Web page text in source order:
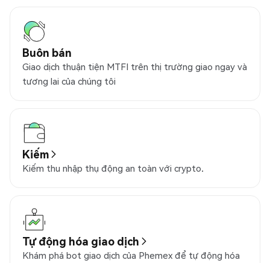
Buôn bán
Giao dịch thuận tiện MTFI trên thị trường giao ngay và
tương lai của chúng tôi
Kiếm
Kiếm thu nhập thụ động an toàn với crypto.
Tự động hóa giao dịch
Khám phá bot giao dịch của Phemex để tự động hóa